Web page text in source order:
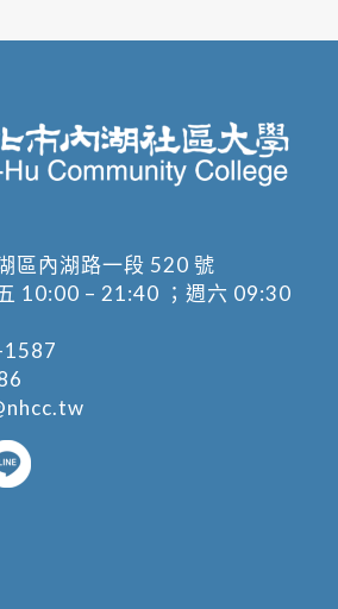
區內湖路一段 520 號
10:00 – 21:40 ；週六 09:30